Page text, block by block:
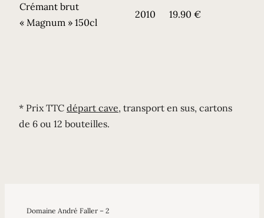
Crémant brut
« Magnum » 150cl
2010 19.90 €
* Prix TTC départ cave, transport en sus, cartons
de 6 ou 12 bouteilles.
Domaine André Faller – 2